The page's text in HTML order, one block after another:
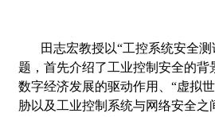
田志宏教授以“工控系统安全
题，首先介绍了工业控制安全的背
数字经济发展的驱动作用、 “虚拟
胁以及工业控制系统与网络安全之